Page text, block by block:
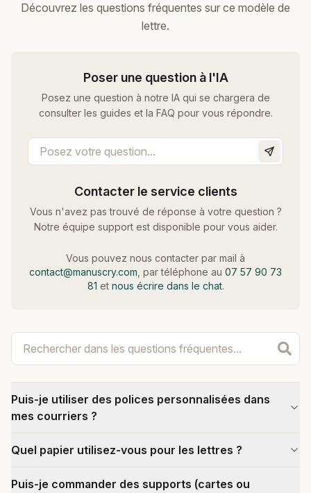
Découvrez les questions fréquentes sur ce modèle de
lettre.
Poser une question à l'IA
Posez une question à notre IA qui se chargera de
consulter les guides et la FAQ pour vous répondre.
Contacter le service clients
Vous n'avez pas trouvé de réponse à votre question ?
Notre équipe support est disponible pour vous aider.
Vous pouvez nous contacter par mail à
contact@manuscry.com , par téléphone au 07 57 90 73
81 et nous écrire dans le chat.
Puis-je utiliser des polices personnalisées dans
mes courriers ?
Quel papier utilisez-vous pour les lettres ?
Puis-je commander des supports (cartes ou